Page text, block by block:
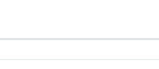
アーティスト:フジファブリック